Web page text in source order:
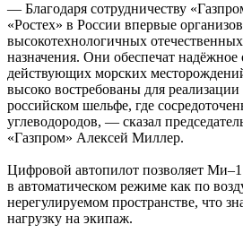
— Благодаря сотрудничеству
«Ростех» в России впервые
высокотехнологичных
назначения. Они обеспечат
действующих морских
высоко востребованы для
российском шельфе, где
углеводородов, — сказал
«Газпром» Алексей Миллер.
Цифровой автопилот позволяет
в автоматическом режиме как по
нерегулируемом пространстве, что
нагрузку на экипаж.